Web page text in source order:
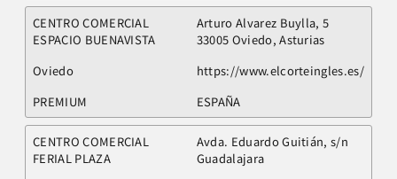
CENTRO COMERCIAL
ESPACIO BUENAVISTA
Arturo Alvarez Buylla, 5
33005 Oviedo, Asturias
Oviedo
https://www.elcorteingles.es/
PREMIUM
ESPAÑA
CENTRO COMERCIAL
FERIAL PLAZA
Avda. Eduardo Guitián, s/n
Guadalajara